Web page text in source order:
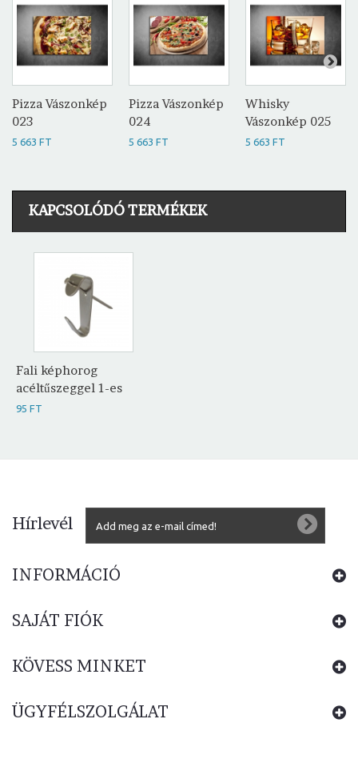
Pizza Vászonkép
023
5 663 FT
Pizza Vászonkép
024
5 663 FT
Whisky
Vászonkép 025
5 663 FT
KAPCSOLÓDÓ TERMÉKEK
Fali képhorog
acéltűszeggel 1-es
95 FT
Hírlevél
INFORMÁCIÓ
SAJÁT FIÓK
KÖVESS MINKET
ÜGYFÉLSZOLGÁLAT